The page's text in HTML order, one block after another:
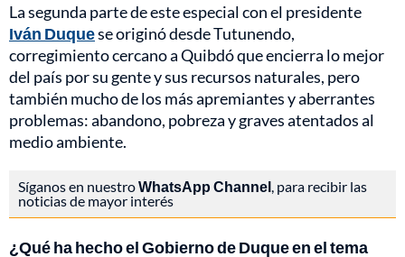
La segunda parte de este especial con el presidente
Iván Duquese originó desde Tutunendo,
corregimiento cercano a Quibdó que encierra lo mejor
del país por su gente y sus recursos naturales, pero
también mucho de los más apremiantes y aberrantes
problemas: abandono, pobreza y graves atentados al
medio ambiente.
Síganos en nuestroWhatsApp Channel , para recibir las
noticias de mayor interés
¿Qué ha hecho el Gobierno de Duque en el tema